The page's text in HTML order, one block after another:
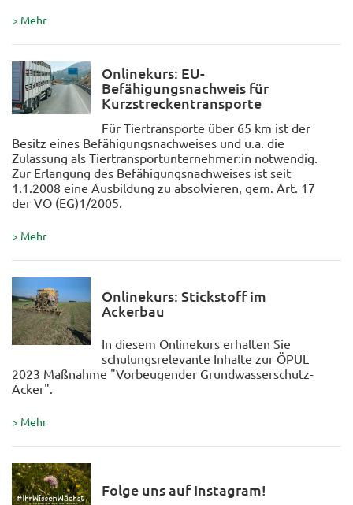
> Mehr
Onlinekurs: EU-
Befähigungsnachweis für
Kurzstreckentransporte
Für Tiertransporte über 65 km ist der
Besitz eines Befähigungsnachweises und u.a. die
Zulassung als Tiertransportunternehmer:in notwendig.
Zur Erlangung des Befähigungsnachweises ist seit
1.1.2008 eine Ausbildung zu absolvieren, gem. Art. 17
der VO (EG)1/2005.
> Mehr
Onlinekurs: Stickstoff im
Ackerbau
In diesem Onlinekurs erhalten Sie
schulungsrelevante Inhalte zur ÖPUL
2023 Maßnahme "Vorbeugender Grundwasserschutz-
Acker".
> Mehr
Folge uns auf Instagram!